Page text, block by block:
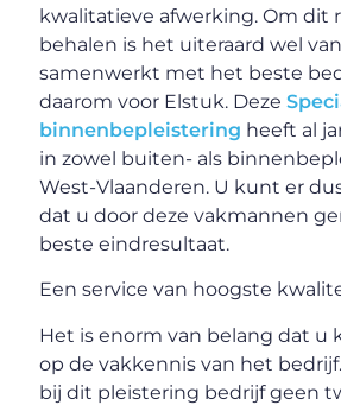
kwalitatieve afwerking. Om dit
behalen is het uiteraard wel
samenwerkt met het beste
daarom voor Elstuk. Deze
binnenbepleistering heeft al
in zowel buiten- als
West-Vlaanderen. U kunt er
dat u door deze vakmannen
beste eindresultaat.
Een service van hoogste
Het is enorm van belang dat u
op de vakkennis van het
bij dit pleistering bedrijf geen